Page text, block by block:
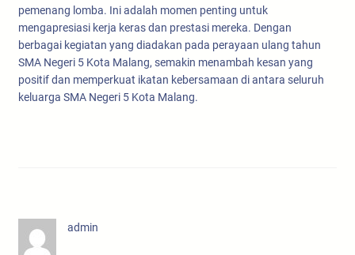
pemenang lomba. Ini adalah momen penting untuk
mengapresiasi kerja keras dan prestasi mereka. Dengan
berbagai kegiatan yang diadakan pada perayaan ulang tahun
SMA Negeri 5 Kota Malang, semakin menambah kesan yang
positif dan memperkuat ikatan kebersamaan di antara seluruh
keluarga SMA Negeri 5 Kota Malang.
admin